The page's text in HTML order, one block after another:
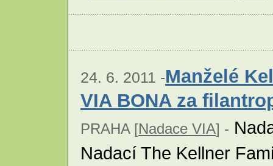
24. 6. 2011 -Manželé
VIA BONA za
PRAHA [Nadace VIA] -
Nadací The Kellner